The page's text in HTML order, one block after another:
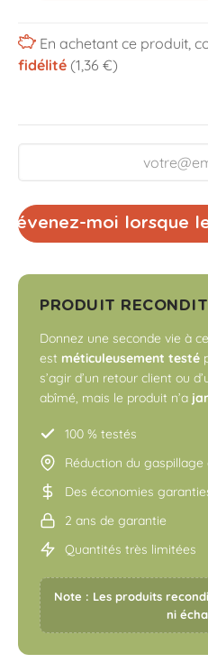
En achetant ce produit,
fidélité (1,36 €)
moi lorsque
PRODUIT
Donnez une seconde vie à
est méticuleusement testé
s’agir d’un retour client ou
abîmé, mais le produit n’a
100 % testés
Réduction du
Des économies
2 ans de garantie
Quantités très limitées
Note : Les produits
ni